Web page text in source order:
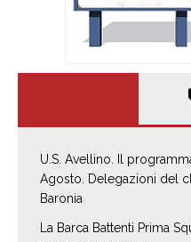
U.S. Avellino. Il
Agosto. Delegazioni del
Baronia
La Barca Battenti Prima